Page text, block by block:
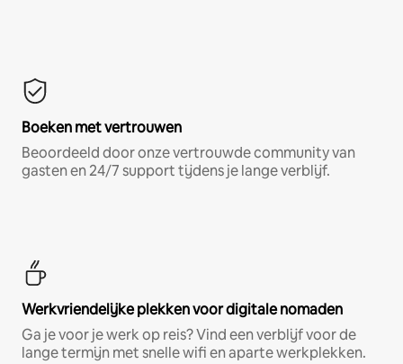
Boeken met vertrouwen
Beoordeeld door onze vertrouwde community van
gasten en 24/7 support tijdens je lange verblijf.
Werkvriendelijke plekken voor digitale nomaden
Ga je voor je werk op reis? Vind een verblijf voor de
lange termijn met snelle wifi en aparte werkplekken.